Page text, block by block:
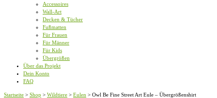
Accessoires
Wall-Art
Decken & Tücher
Fußmatten
Für Frauen
Für Männer
Für Kids
Übergrößen
Über das Projekt
Dein Konto
FAQ
Startseite > Shop > Wildtiere > Eulen > Owl Be Fine Street Art Eule – Übergrößenshirt